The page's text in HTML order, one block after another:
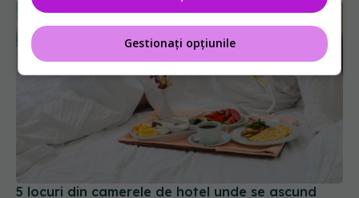
5 locuri din camerele de hotel unde se ascund
Gestionați opțiunile